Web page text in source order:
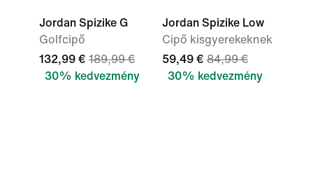
Jordan Spizike G
Golfcipő
132,99 € 189,99 €
30% kedvezmény
Jordan Spizike Low
Cipő kisgyerekeknek
59,49 € 84,99 €
30% kedvezmény